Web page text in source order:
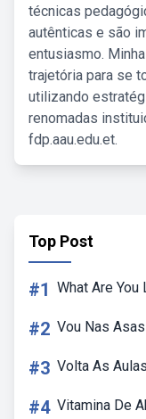
técnicas
autênticas e são
entusiasmo.
trajetória para se
utilizando
renomadas
fdp.aau.edu.et.
Top Post
#1 What Are You
#2 Vou Nas
#3 Volta As
#4 Vitamina De